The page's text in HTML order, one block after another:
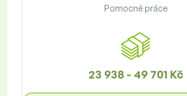
Pomocné práce
23 938 - 49 701 Kč